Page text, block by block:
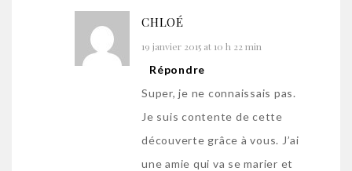
CHLOÉ
19 janvier 2015 at 10 h 22 min
Répondre
Super, je ne connaissais pas.
Je suis contente de cette
découverte grâce à vous. J’ai
une amie qui va se marier et